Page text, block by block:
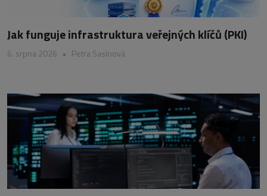
Jak funguje infrastruktura veřejných klíčů (PKI)
6. srpna 2026 • Petra Sasínová